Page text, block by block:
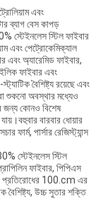
এবং
ব্যাগ বেস কাপড়
স্টেইনলেস স্টিল ফাইবার
এবং পেট্রোকেমিক্যাল
এবং অ্যারেমিড ফাইবার,
ফাইবার এবং
বৈশিষ্ট্য রয়েছে এবং
শুকনো অবস্থার মধ্যেও
জন্য কোনও বিশেষ
বারবার ধোয়ার
ফার্ম, পার্সার রেজিস্ট্যান্স
স্টেইনলেস স্টিল
ফাইবার, পিপিএস
প্রতিরোধের 100.cm এর
বৈশিষ্ট্য, উচ্চ সুতার শক্তি